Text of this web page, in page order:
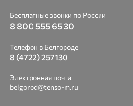
Бесплатные звонки по России
8 800 555 65 30
Телефон в Белгороде
8 (4722) 257130
Электронная почта
belgorod@tenso-m.ru